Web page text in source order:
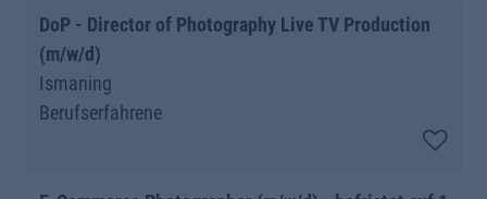
DoP - Director of Photography Live TV Production
(m/w/d)
Ismaning
Berufserfahrene